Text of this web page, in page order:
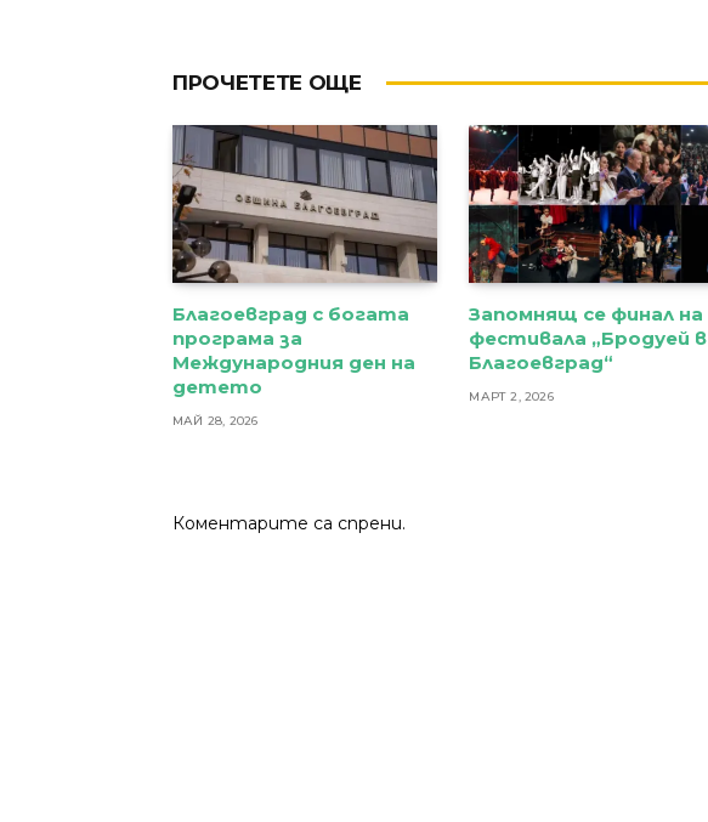
ПРОЧЕТЕТЕ ОЩЕ
Благоевград с богата
програма за
Международния ден на
детето
МАЙ 28, 2026
Запомнящ се финал на
фестивала „Бродуей в
Благоевград“
МАРТ 2, 2026
Коментарите са спрени.